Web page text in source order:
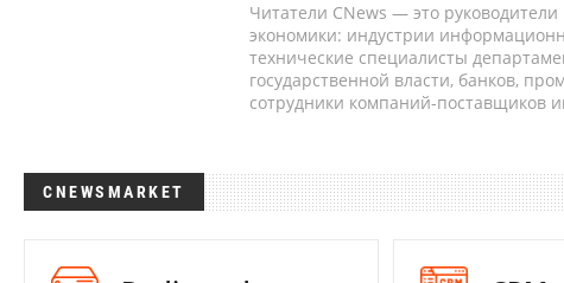
Читатели CNews — это
экономики: индустрии
технические специалисты
государственной власти, банков,
сотрудники компаний-поставщиков
CNEWSMARKET